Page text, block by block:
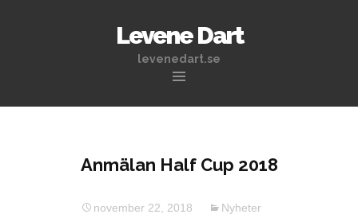
Levene Dart
levenedart.se
Anmälan Half Cup 2018
november 22, 2018 Nyheter